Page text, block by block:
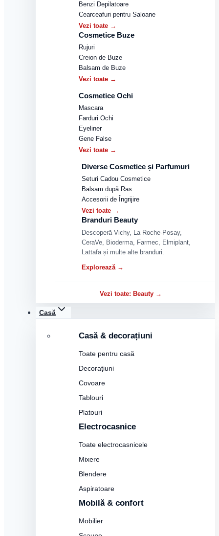
Benzi Depilatoare
Cearceafuri pentru Saloane
Vezi toate →
Cosmetice Buze
Rujuri
Creion de Buze
Balsam de Buze
Vezi toate →
Cosmetice Ochi
Mascara
Farduri Ochi
Eyeliner
Gene False
Vezi toate →
Diverse Cosmetice și Parfumuri
Seturi Cadou Cosmetice
Balsam după Ras
Accesorii de Îngrijire
Vezi toate →
Branduri Beauty
Descoperă Vichy, La Roche-Posay,
CeraVe, Bioderma, Farmec, Elmiplant,
Lattafa și multe alte branduri.
Explorează →
Vezi toate: Beauty →
Casă
Casă & decorațiuni
Toate pentru casă
Decorațiuni
Covoare
Tablouri
Platouri
Electrocasnice
Toate electrocasnicele
Mixere
Blendere
Aspiratoare
Mobilă & confort
Mobilier